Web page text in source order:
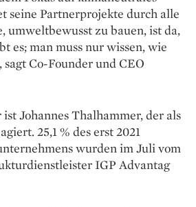
seine Partnerprojekte durch alle
umweltbewusst zu bauen, ist da,
es; man muss nur wissen, wie
sagt Co-Founder und CEO
­Johannes Thalhammer, der als
25,1 % des erst 2021
wurden im Juli vom
IGP ­Advantag